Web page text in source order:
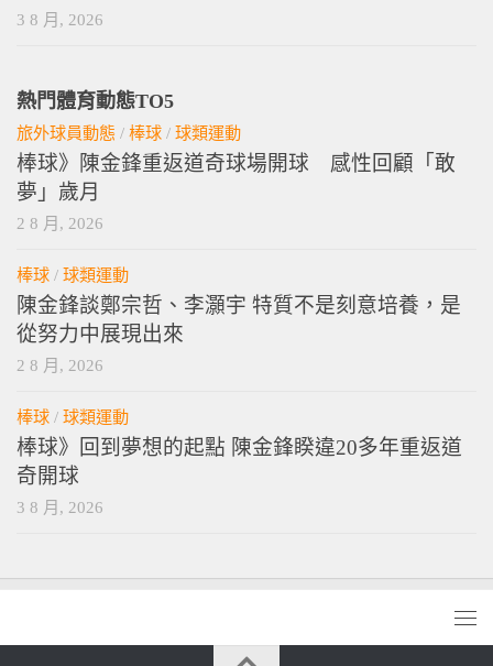
3 8 月, 2026
熱門體育動態TO5
旅外球員動態 / 棒球 / 球類運動
棒球》陳金鋒重返道奇球場開球 感性回顧「敢
夢」歲月
2 8 月, 2026
棒球 / 球類運動
陳金鋒談鄭宗哲、李灝宇 特質不是刻意培養，是
從努力中展現出來
2 8 月, 2026
棒球 / 球類運動
棒球》回到夢想的起點 陳金鋒睽違20多年重返道
奇開球
3 8 月, 2026